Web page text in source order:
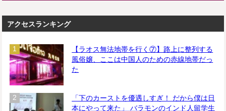
アクセスランキング
【ラオス無法地帯を行く⑦】路上に整列する
風俗嬢、ここは中国人のための赤線地帯だっ
た
「下のカーストを優遇しすぎ！ だから僕は日
本にやって来た」 バラモンのインド人留学生